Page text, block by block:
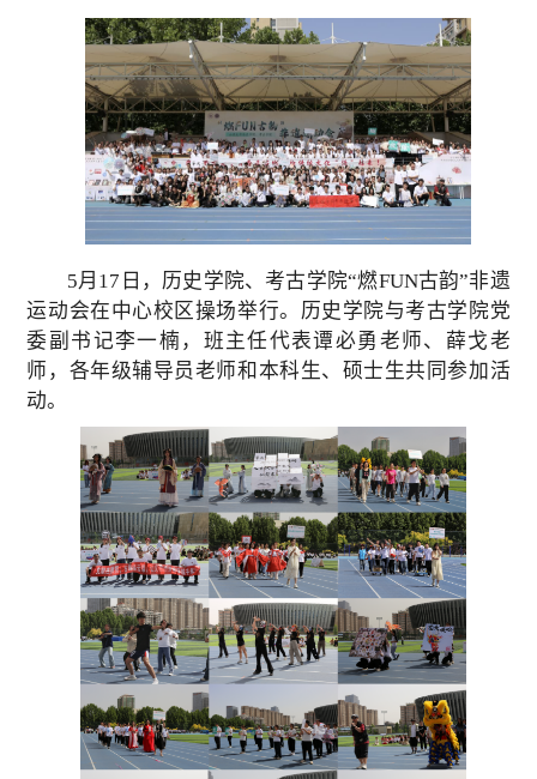
5月17日，历史学院、考古学院“燃FUN古韵”非遗
运动会在中心校区操场举行。历史学院与考古学院党
委副书记李一楠，班主任代表谭必勇老师、薛戈老
师，各年级辅导员老师和本科生、硕士生共同参加活
动。